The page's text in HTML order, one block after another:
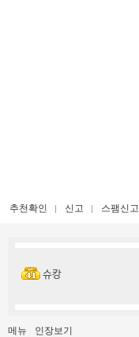
추천확인 신고 스팸신고
슈캉
메뉴 인장보기